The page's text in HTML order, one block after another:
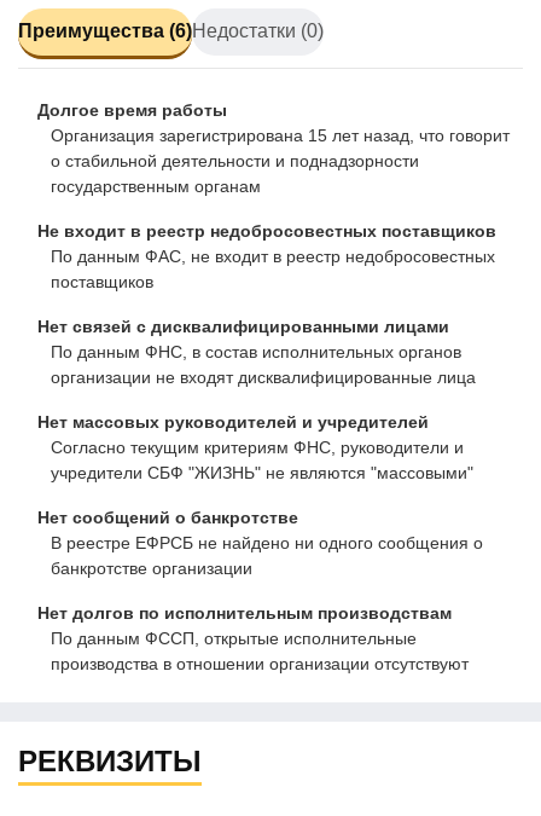
Преимущества (6)Недостатки (0)
Долгое время работы
Организация зарегистрирована 15 лет назад, что говорит
о стабильной деятельности и поднадзорности
государственным органам
Не входит в реестр недобросовестных поставщиков
По данным ФАС, не входит в реестр недобросовестных
поставщиков
Нет связей с дисквалифицированными лицами
По данным ФНС, в состав исполнительных органов
организации не входят дисквалифицированные лица
Нет массовых руководителей и учредителей
Согласно текущим критериям ФНС, руководители и
учредители СБФ "ЖИЗНЬ" не являются "массовыми"
Нет сообщений о банкротстве
В реестре ЕФРСБ не найдено ни одного сообщения о
банкротстве организации
Нет долгов по исполнительным производствам
По данным ФССП, открытые исполнительные
производства в отношении организации отсутствуют
РЕКВИЗИТЫ